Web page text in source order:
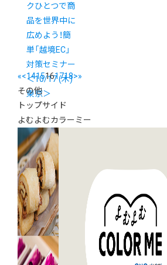
クひとつで商
品を世界中に
広めよう！簡
単「越境EC」
対策セミナー
＜10/17 (木)
東京＞
«<1415161718>»
その他
トップサイド
よむよむカラーミー